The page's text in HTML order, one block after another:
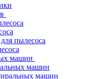
пылесоса
машин
машин
машин